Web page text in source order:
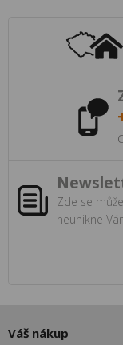
Zde se
neunikne
Váš nákup